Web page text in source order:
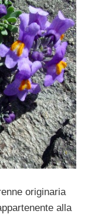
originaria
alla